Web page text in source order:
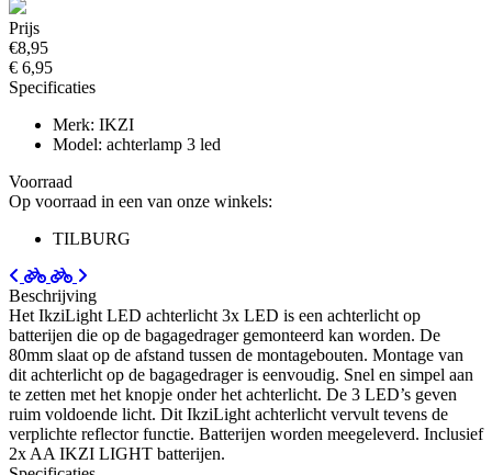
Prijs
€8,95
€ 6,95
Specificaties
Merk: IKZI
Model: achterlamp 3 led
Voorraad
Op voorraad in een van onze winkels:
TILBURG
Beschrijving
Het IkziLight LED achterlicht 3x LED is een achterlicht op
batterijen die op de bagagedrager gemonteerd kan worden. De
80mm slaat op de afstand tussen de montagebouten. Montage van
dit achterlicht op de bagagedrager is eenvoudig. Snel en simpel aan
te zetten met het knopje onder het achterlicht. De 3 LED’s geven
ruim voldoende licht. Dit IkziLight achterlicht vervult tevens de
verplichte reflector functie. Batterijen worden meegeleverd. Inclusief
2x AA IKZI LIGHT batterijen.